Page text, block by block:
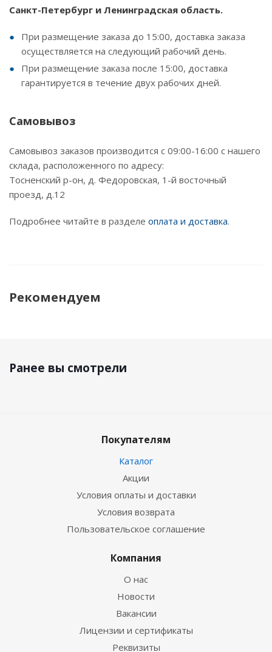
Санкт-Петербург и Ленинградская область.
При размещение заказа до 15:00, доставка заказа
осуществляется на следующий рабочий день.
При размещение заказа после 15:00, доставка
гарантируется в течение двух рабочих дней.
Самовывоз
Самовывоз заказов производится с 09:00-16:00 с нашего
склада, расположенного по адресу:
Тосненский р-он, д. Федоровская, 1-й восточный
проезд, д.12
Подробнее читайте в разделе оплата и доставка.
Рекомендуем
Ранее вы смотрели
Покупателям
Каталог
Акции
Условия оплаты и доставки
Условия возврата
Пользовательское соглашение
Компания
О нас
Новости
Вакансии
Лицензии и сертификаты
Реквизиты